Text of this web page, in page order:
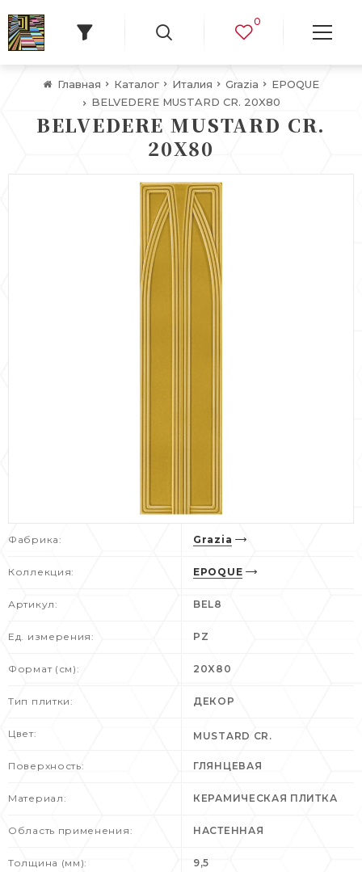
0
Главная Каталог Италия Grazia
EPOQUE
BELVEDERE MUSTARD CR. 20X80
BELVEDERE MUSTARD CR.
20X80
Фабрика: Grazia
Коллекция: EPOQUE
Артикул: BEL8
Ед. измерения: PZ
Формат (см): 20X80
Тип плитки: ДЕКОР
Цвет: MUSTARD CR.
Поверхность: ГЛЯНЦЕВАЯ
Материал: КЕРАМИЧЕСКАЯ ПЛИТКА
Область применения: НАСТЕННАЯ
Толщина (мм): 9,5